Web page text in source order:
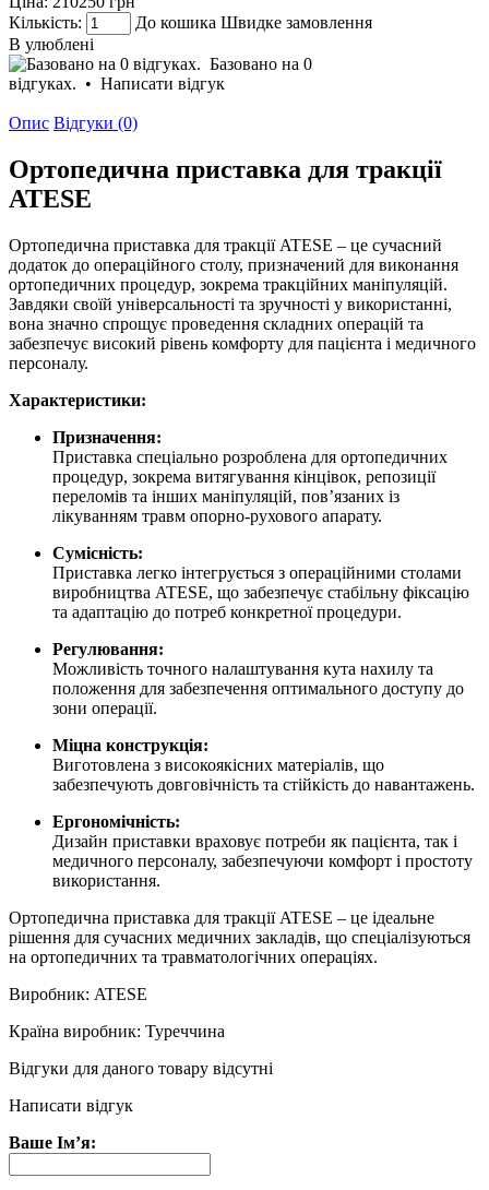
Кількість:
До кошика Швидке замовлення
В улюблені
Базовано на 0
відгуках. • Написати відгук
Опис Відгуки (0)
Ортопедична приставка для тракції
ATESE
Ортопедична приставка для тракції ATESE – це сучасний
додаток до операційного столу, призначений для виконання
ортопедичних процедур, зокрема тракційних маніпуляцій.
Завдяки своїй універсальності та зручності у використанні,
вона значно спрощує проведення складних операцій та
забезпечує високий рівень комфорту для пацієнта і медичного
персоналу.
Характеристики:
Призначення:
Приставка спеціально розроблена для ортопедичних
процедур, зокрема витягування кінцівок, репозиції
переломів та інших маніпуляцій, пов’язаних із
лікуванням травм опорно-рухового апарату.
Сумісність:
Приставка легко інтегрується з операційними столами
виробництва ATESE, що забезпечує стабільну фіксацію
та адаптацію до потреб конкретної процедури.
Регулювання:
Можливість точного налаштування кута нахилу та
положення для забезпечення оптимального доступу до
зони операції.
Міцна конструкція:
Виготовлена з високоякісних матеріалів, що
забезпечують довговічність та стійкість до навантажень.
Ергономічність:
Дизайн приставки враховує потреби як пацієнта, так і
медичного персоналу, забезпечуючи комфорт і простоту
використання.
Ортопедична приставка для тракції ATESE – це ідеальне
рішення для сучасних медичних закладів, що спеціалізуються
на ортопедичних та травматологічних операціях.
Виробник: ATESE
Країна виробник: Туреччина
Відгуки для даного товару відсутні
Написати відгук
Ваше Ім’я: